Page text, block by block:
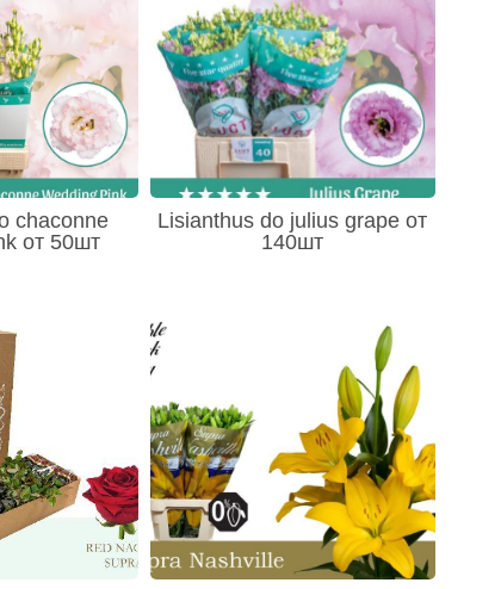
chaconne
от 50шт
Lisianthus do julius grape от
140шт